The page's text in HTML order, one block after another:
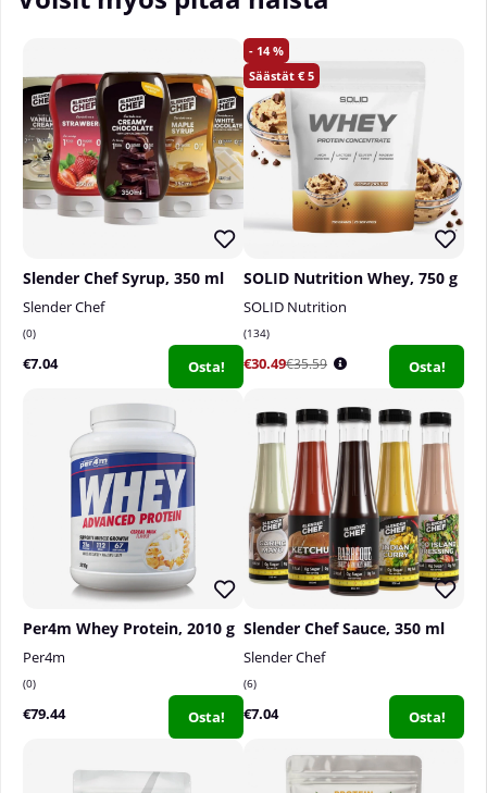
Slender Chef Syrup, 350 ml
Slender Chef
0
€7.04 Osta!
14
5
SOLID Nutrition Whey, 750 g
SOLID Nutrition
134
€30.49€35.59 Osta!
Per4m Whey Protein, 2010 g
Per4m
0
€79.44 Osta!
Slender Chef Sauce, 350 ml
Slender Chef
6
€7.04 Osta!